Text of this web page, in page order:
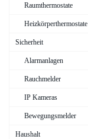
Raumthermostate
Heizkörperthermostate
Sicherheit
Alarmanlagen
Rauchmelder
IP Kameras
Bewegungsmelder
Haushalt